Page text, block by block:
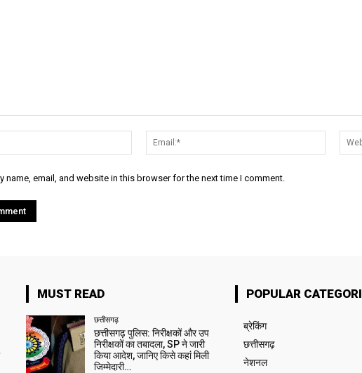
Name:*
Email:*
name, email, and website in this browser for the next time I comment.
MUST READ
छत्तीसगढ़
छत्तीसगढ़ पुलिस: निरीक्षकों और उप
निरीक्षकों का तबादला, SP ने जारी
किया आदेश, जानिए किसे कहां मिली
जिम्मेदारी…
POPULAR
ब्रेकिंग
छत्तीसगढ़
नेशनल